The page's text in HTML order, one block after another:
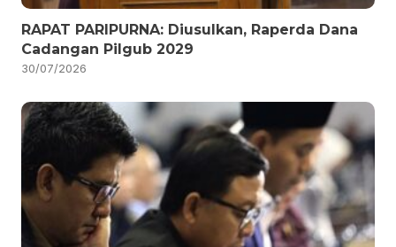
RAPAT PARIPURNA: Diusulkan, Raperda Dana
Cadangan Pilgub 2029
30/07/2026